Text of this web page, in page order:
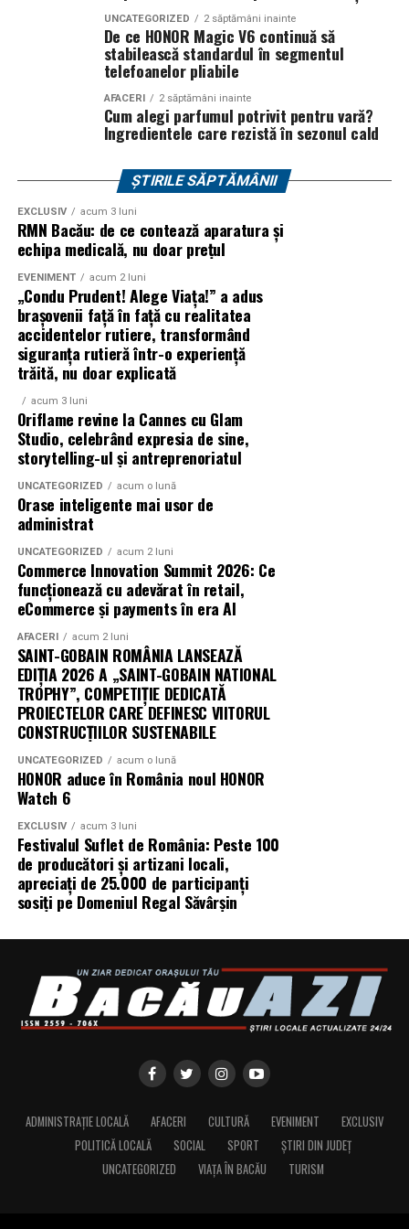
sambata, respectiv 426.6 lei pentru duminica.
Editia aniversara marcheaza 15 ani in care festivalul a
devenit unul dintre cele mai importante repere ale verii,
un loc unde cultura pop, estetica contemporana si
In luna august, Domeniul Stirbey Voda devine din nou
locul in care soundtrack-ul verii se asculta, dar mai ales
Programul complet si detaliile logistice sunt disponibile
pe site-ul oficialwww.summerwell.rosi pe pagina de
Instagram a festivalului @summerwellfest.
Summer Well 2026este un festival Orange, sustinut de
o serie de parteneri care dau forma si vibe universului
festivalului: glo™, ING, Peroni Nastro Azzurro, Ursus,
Bacardi, Martini, Hendrick’s Gin, Jack Daniel’s, Mega
Image, Pepsi, Fashion Days, alpro, Transalpina, vitamin
aqua, Lay’s, e-on, FABIZ, Bucharest Business School,
biciclop, syoss, Persil, Sensodyne, InterContinental
Athénée Palace, alka, Secom.
Abonamentele pot fi achizitionate de pe summerwell.ro,
la pretul de 513 lei + taxe. De asemenea, sunt disponibile
si bilete de o zi la pretul de 351 lei + taxe pentru vineri si
sambata, iar pentru duminica costul biletului este de
426 lei + taxe.
UNCATEGORIZED 2 săptămâni inainte
De ce HONOR Magic V6 continuă să
stabilească standardul în segmentul
telefoanelor pliabile
AFACERI 2 săptămâni inainte
Cum alegi parfumul potrivit pentru vară?
Ingredientele care rezistă în sezonul cald
ȘTIRILE SĂPTĂMÂNII
EXCLUSIV acum 3 luni
RMN Bacău: de ce contează aparatura și
echipa medicală, nu doar prețul
EVENIMENT acum 2 luni
„Condu Prudent! Alege Viața!” a adus
brașovenii față în față cu realitatea
accidentelor rutiere, transformând
siguranța rutieră într-o experiență
trăită, nu doar explicată
acum 3 luni
Oriflame revine la Cannes cu Glam
Studio, celebrând expresia de sine,
storytelling-ul și antreprenoriatul
UNCATEGORIZED acum o lună
Orase inteligente mai usor de
administrat
UNCATEGORIZED acum 2 luni
Commerce Innovation Summit 2026: Ce
funcționează cu adevărat în retail,
eCommerce și payments în era AI
AFACERI acum 2 luni
SAINT-GOBAIN ROMÂNIA LANSEAZĂ
EDIȚIA 2026 A „SAINT-GOBAIN NATIONAL
TROPHY”, COMPETIȚIE DEDICATĂ
PROIECTELOR CARE DEFINESC VIITORUL
CONSTRUCȚIILOR SUSTENABILE
UNCATEGORIZED acum o lună
HONOR aduce în România noul HONOR
Watch 6
EXCLUSIV acum 3 luni
Festivalul Suflet de România: Peste 100
de producători și artizani locali,
apreciați de 25.000 de participanți
sosiți pe Domeniul Regal Săvârșin
ADMINISTRAȚIE LOCALĂ AFACERI CULTURĂ EVENIMENT
EXCLUSIV
POLITICĂ LOCALĂ
SOCIAL SPORT
ȘTIRI DIN JUDEȚ
UNCATEGORIZED
VIAȚA ÎN BACĂU TURISM